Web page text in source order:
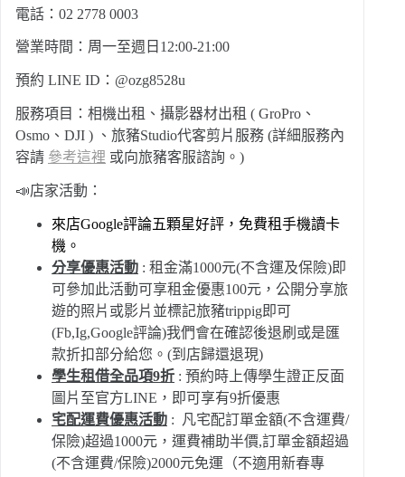
電話： 02 2778 0003
營業時間：周一至週日12:00-21:00
預約 LINE ID：@ozg8528u
服務項目：相機出租、攝影器材出租 ( GroPro、
Osmo、DJI ) 、旅豬Studio代客剪片服務 (詳細服務內
容請 參考這裡 或向旅豬客服諮詢。)
📣店家活動：
來店Google評論五顆星好評，免費租手機讀卡
機。
分享優惠活動 : 租金滿1000元(不含運及保險)即
可參加此活動可享租金優惠100元，公開分享旅
遊的照片或影片並標記旅豬trippig即可
(Fb,Ig,Google評論)我們會在確認後退刷或是匯
款折扣部分給您。(到店歸還退現)
學生租借全品項9折 : 預約時上傳學生證正反面
圖片至官方LINE，即可享有9折優惠
宅配運費優惠活動 : 凡宅配訂單金額(不含運費/
保險)超過1000元，運費補助半價,訂單金額超過
(不含運費/保險)2000元免運（不適用新春專